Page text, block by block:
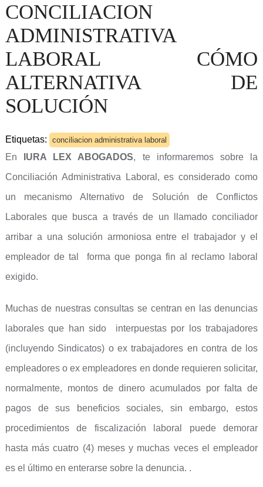
CONCILIACION
ADMINISTRATIVA
LABORAL CÓMO
ALTERNATIVA DE
SOLUCIÓN
Etiquetas: conciliacion administrativa laboral
En IURA LEX ABOGADOS, te informaremos sobre la
Conciliación Administrativa Laboral, es considerado como
un mecanismo Alternativo de Solución de Conflictos
Laborales que busca a través de un llamado conciliador
arribar a una solución armoniosa entre el trabajador y el
empleador de tal forma que ponga fin al reclamo laboral
exigido.
Muchas de nuestras consultas se centran en las denuncias
laborales que han sido interpuestas por los trabajadores
(incluyendo Sindicatos) o ex trabajadores en contra de los
empleadores o ex empleadores en donde requieren solicitar,
normalmente, montos de dinero acumulados por falta de
pagos de sus beneficios sociales, sin embargo, estos
procedimientos de fiscalización laboral puede demorar
hasta más cuatro (4) meses y muchas veces el empleador
es el último en enterarse sobre la denuncia. .